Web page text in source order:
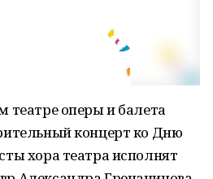
театре оперы и балета
концерт ко Дню
хора театра исполнят